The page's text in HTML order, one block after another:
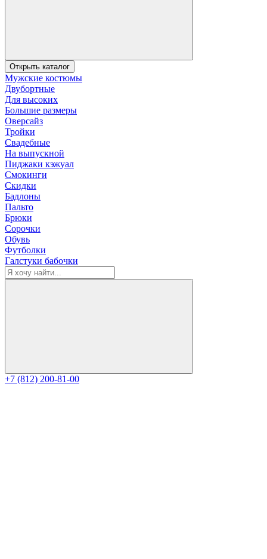
Открыть каталог
Мужские костюмы
Двубортные
Для высоких
Большие размеры
Оверсайз
Тройки
Свадебные
На выпускной
Пиджаки кэжуал
Смокинги
Скидки
Бадлоны
Пальто
Брюки
Сорочки
Обувь
Футболки
Галстуки бабочки
+7 (812) 200-81-00